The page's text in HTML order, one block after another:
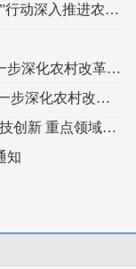
农业农村部关于开展“精准用药提质增效”行动深入推进农药科学安全使用工作的指导意见
农业农村部落实中共中央国务院关于进一步深化农村改革扎实推进乡村全面振兴 工作部署的实施意见
中央一号文件｜中共中央 国务院关于进一步深化农村改革 扎实推进乡村全面振兴的意见
转发“农业农村部关于印发《全国农业科技创新 重点领域（2024–2028年）》的通知”
知